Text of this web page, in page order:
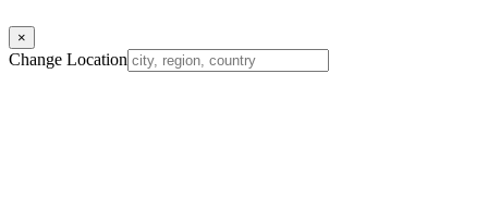
×
Change Location